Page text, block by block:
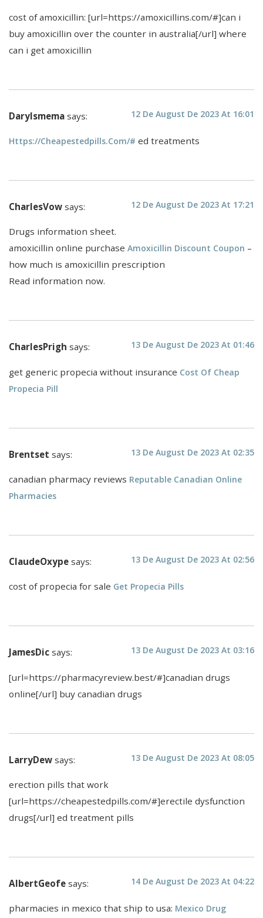
cost of amoxicillin: [url=https://amoxicillins.com/#]can i
buy amoxicillin over the counter in australia[/url] where
can i get amoxicillin
Darylsmema says: 12 De August De 2023 At 16:01
Https://cheapestedpills.com/# ed treatments
CharlesVow says: 12 De August De 2023 At 17:21
Drugs information sheet.
amoxicillin online purchase Amoxicillin Discount Coupon –
how much is amoxicillin prescription
Read information now.
CharlesPrigh says: 13 De August De 2023 At 01:46
get generic propecia without insurance Cost Of Cheap
Propecia Pill
Brentset says: 13 De August De 2023 At 02:35
canadian pharmacy reviews Reputable Canadian Online
Pharmacies
ClaudeOxype says: 13 De August De 2023 At 02:56
cost of propecia for sale Get Propecia Pills
JamesDic says: 13 De August De 2023 At 03:16
[url=https://pharmacyreview.best/#]canadian drugs
online[/url] buy canadian drugs
LarryDew says: 13 De August De 2023 At 08:05
erection pills that work
[url=https://cheapestedpills.com/#]erectile dysfunction
drugs[/url] ed treatment pills
AlbertGeofe says: 14 De August De 2023 At 04:22
pharmacies in mexico that ship to usa: Mexico Drug